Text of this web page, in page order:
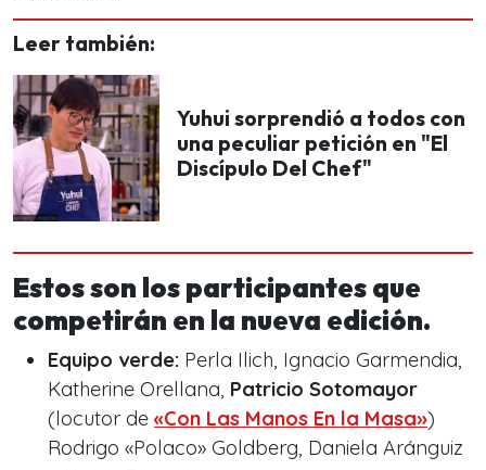
Leer también:
Yuhui sorprendió a todos con
una peculiar petición en "El
Discípulo Del Chef"
Estos son los participantes que
competirán en la nueva edición.
Equipo verde: Perla Ilich, Ignacio Garmendia,
Katherine Orellana, Patricio Sotomayor
(locutor de «Con Las Manos En la Masa»)
Rodrigo «Polaco» Goldberg, Daniela Aránguiz